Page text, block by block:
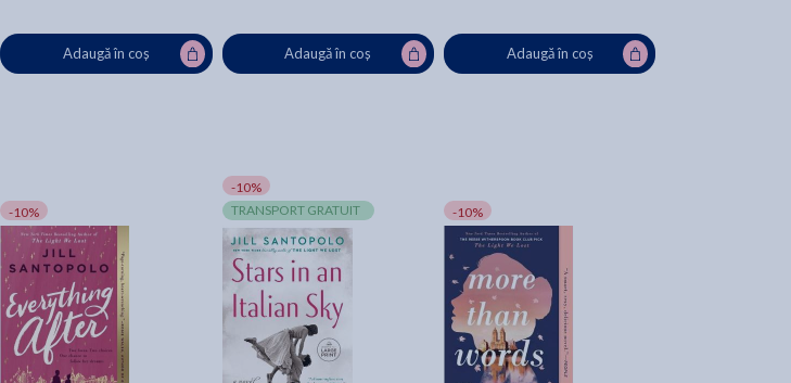
Adaugă în coș Adaugă în coș Adaugă în coș
-10%
-10%
TRANSPORT GRATUIT
-10%